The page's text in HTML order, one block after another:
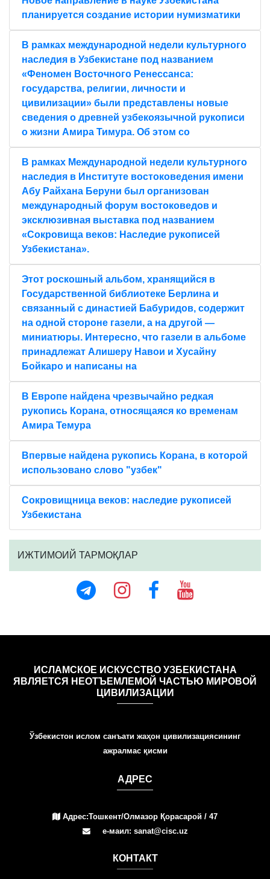
планируется создание истории нумизматики
В рамках международной недели культурного
наследия в Узбекистане под названием
«Феномен Восточного Ренессанса:
государства, религии, личности и
цивилизации» были представлены новые
сведения о древней узбекоязычной рукописи
о жизни Амира Тимура. Об этом со
В рамках Международной недели культурного
наследия в Институте востоковедения имени
Абу Райхана Беруни был организован
международный форум востоковедов и
эксклюзивная выставка под названием
«Сокровища веков: Наследие рукописей
Узбекистана».
Этот роскошный альбом, хранящийся в
Государственной библиотеке Берлина и
связанный с династией Бабуридов, содержит
на одной стороне газели, а на другой —
миниатюры. Интересно, что газели в альбоме
принадлежат Алишеру Навои и Хусайну
Бойкаро и написаны на
В Европе найдена чрезвычайно редкая
рукопись Корана, относящаяся ко временам
Амира Темура
Впервые найдена рукопись Корана, в которой
использовано слово "узбек"
Сокровищница веков: наследие рукописей
Узбекистана
ИЖТИМОИЙ ТАРМОҚЛАР
ИСЛАМСКОЕ ИСКУССТВО УЗБЕКИСТАНА
ЯВЛЯЕТСЯ НЕОТЪЕМЛЕМОЙ ЧАСТЬЮ МИРОВОЙ
ЦИВИЛИЗАЦИИ
Ўзбекистон ислом санъати жаҳон цивилизациясининг
ажралмас қисми
АДРЕС
Адрес:Тошкент/Олмазор Қорасарой / 47
е-маил: sanat@cisc.uz
КОНТАКТ